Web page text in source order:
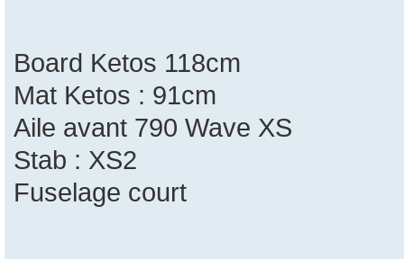
Board Ketos 118cm
Mat Ketos : 91cm
Aile avant 790 Wave XS
Stab : XS2
Fuselage court